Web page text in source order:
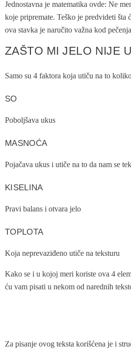
Jednostavna je matematika ovde: Ne
koje pripremate. Teško je predvideti šta
ova stavka je naručito važna kod
ZAŠTO MI JELO NIJE
Samo su 4 faktora koja utiču na to
SO
Poboljšava ukus
MASNOĆA
Pojačava ukus i utiče na to da nam se
KISELINA
Pravi balans i otvara jelo
TOPLOTA
Koja neprevaziđeno utiče na teksturu
Kako se i u kojoj meri koriste ova 4
ću vam pisati u nekom od narednih
Za pisanje ovog teksta korišćena je i